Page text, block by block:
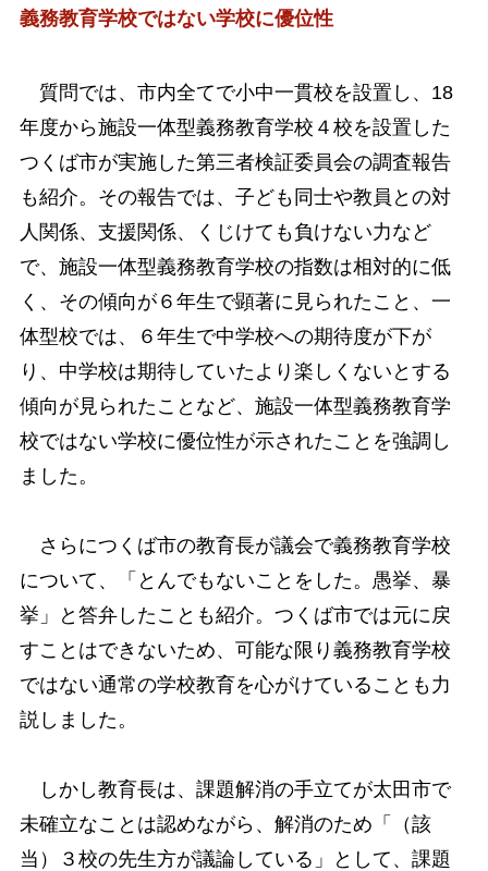
義務教育学校ではない学校に優位性
質問では、市内全てで小中一貫校を設置し、18
年度から施設一体型義務教育学校４校を設置した
つくば市が実施した第三者検証委員会の調査報告
も紹介。その報告では、子ども同士や教員との対
人関係、支援関係、くじけても負けない力など
で、施設一体型義務教育学校の指数は相対的に低
く、その傾向が６年生で顕著に見られたこと、一
体型校では、６年生で中学校への期待度が下が
り、中学校は期待していたより楽しくないとする
傾向が見られたことなど、施設一体型義務教育学
校ではない学校に優位性が示されたことを強調し
ました。
さらにつくば市の教育長が議会で義務教育学校
について、「とんでもないことをした。愚挙、暴
挙」と答弁したことも紹介。つくば市では元に戻
すことはできないため、可能な限り義務教育学校
ではない通常の学校教育を心がけていることも力
説しました。
しかし教育長は、課題解消の手立てが太田市で
未確立なことは認めながら、解消のため「（該
当）３校の先生方が議論している」として、課題